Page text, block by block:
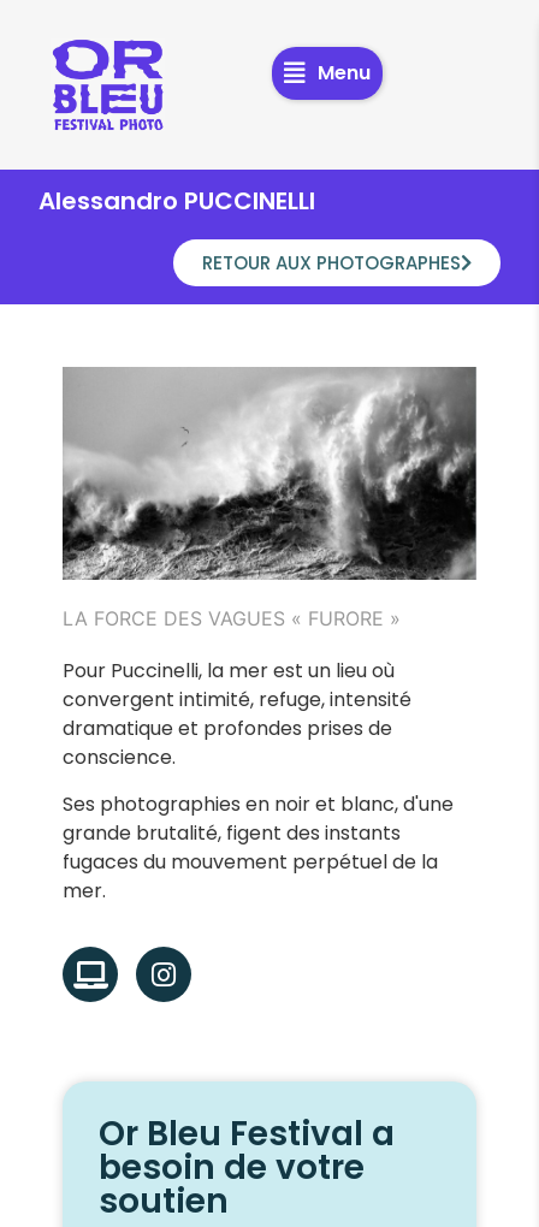
Menu
Alessandro PUCCINELLI
RETOUR AUX PHOTOGRAPHES
LA FORCE DES VAGUES « FURORE »
Pour Puccinelli, la mer est un lieu où
convergent intimité, refuge, intensité
dramatique et profondes prises de
conscience.
Ses photographies en noir et blanc, d'une
grande brutalité, figent des instants
fugaces du mouvement perpétuel de la
mer.
Or Bleu Festival a
besoin de votre
soutien